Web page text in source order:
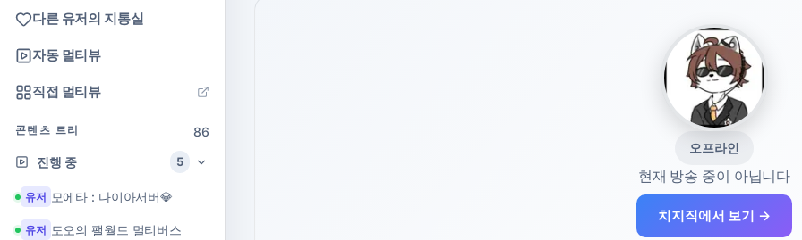
다른 유저의 지통실
자동 멀티뷰
직접 멀티뷰
콘텐츠 트리
86
진행 중
5
유저 모에타 : 다이아서버💎
유저 도오의 팰월드 멀티버스
오프라인
현재 방송 중이 아닙니다
치지직에서 보기 →